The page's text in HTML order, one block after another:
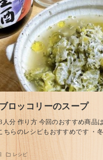
ロッコリーのスープ
3人分 作り方 今回のおすすめ商
ちらのレシピもおすすめです ・
レシピ